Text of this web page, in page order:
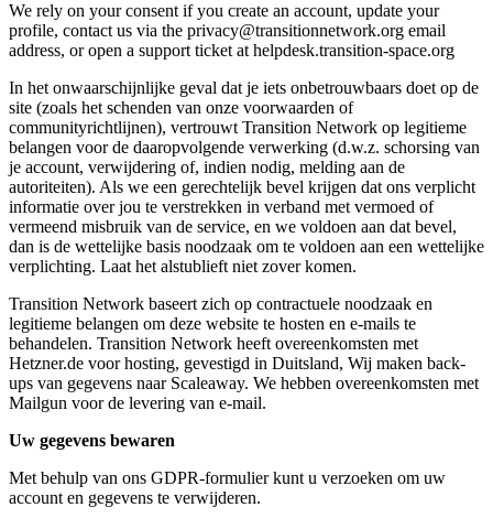
We rely on your consent if you create an account, update your
profile, contact us via the privacy@transitionnetwork.org email
address, or open a support ticket at helpdesk.transition-space.org
In het onwaarschijnlijke geval dat je iets onbetrouwbaars doet op de
site (zoals het schenden van onze voorwaarden of
communityrichtlijnen), vertrouwt Transition Network op legitieme
belangen voor de daaropvolgende verwerking (d.w.z. schorsing van
je account, verwijdering of, indien nodig, melding aan de
autoriteiten). Als we een gerechtelijk bevel krijgen dat ons verplicht
informatie over jou te verstrekken in verband met vermoed of
vermeend misbruik van de service, en we voldoen aan dat bevel,
dan is de wettelijke basis noodzaak om te voldoen aan een wettelijke
verplichting. Laat het alstublieft niet zover komen.
Transition Network baseert zich op contractuele noodzaak en
legitieme belangen om deze website te hosten en e-mails te
behandelen. Transition Network heeft overeenkomsten met
Hetzner.de voor hosting, gevestigd in Duitsland, Wij maken back-
ups van gegevens naar Scaleaway. We hebben overeenkomsten met
Mailgun voor de levering van e-mail.
Uw gegevens bewaren
Met behulp van ons GDPR-formulier kunt u verzoeken om uw
account en gegevens te verwijderen.